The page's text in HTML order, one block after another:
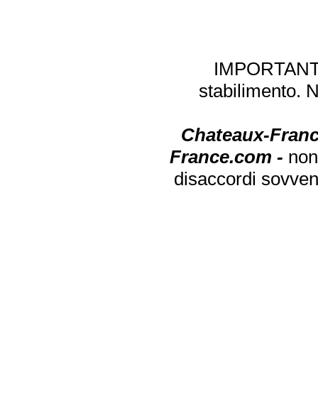
stabilimento.
Chateaux-
France.com -
disaccordi